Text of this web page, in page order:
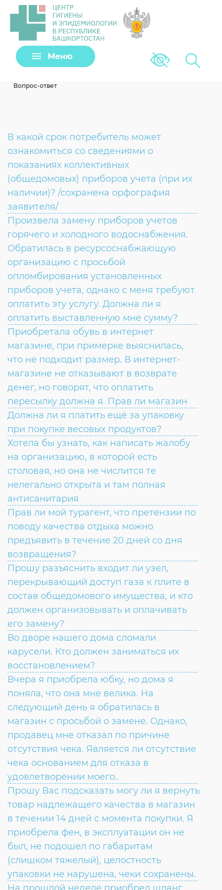
Меню Версия для
Вопрос-ответ
В какой срок потребитель может
ознакомиться со сведениями о
показаниях коллективных
(общедомовых) приборов учета (при их
наличии)? /сохранена орфография
заявителя/
Произвела замену приборов учетов
горячего и холодного водоснабжения.
Обратилась в ресурсоснабжающую
организацию с просьбой
опломбирования установленных
приборов учета, однако с меня требуют
оплатить эту услугу. Должна ли я
оплатить выставленную мне сумму?
Приобретала обувь в интернет
магазине, при примерке выяснилась,
что не подходит размер. В интернет-
магазине не отказывают в возврате
денег, но говорят, что оплатить
пересылку должна я. Прав ли магазин
Должна ли я платить ещё за упаковку
при покупке весовых продуктов?
Хотела бы узнать, как написать жалобу
на организацию, в которой есть
столовая, но она не числится те
нелегально открыта и там полная
антисанитария
Прав ли мой турагент, что претензии по
поводу качества отдыха можно
предъявить в течение 20 дней со дня
возвращения?
Прошу разъяснить входит ли узел,
перекрывающий доступ газа к плите в
состав общедомового имущества, и кто
должен организовывать и оплачивать
его замену?
Во дворе нашего дома сломали
карусели. Кто должен заниматься их
восстановлением?
Вчера я приобрела юбку, но дома я
поняла, что она мне велика. На
следующий день я обратилась в
магазин с просьбой о замене. Однако,
продавец мне отказал по причине
отсутствия чека. Является ли отсутствие
чека основанием для отказа в
удовлетворении моего..
Прошу Вас подсказать могу ли я вернуть
товар надлежащего качества в магазин
в течении 14 дней с момента покупки. Я
приобрела фен, в эксплуатации он не
был, не подошел по габаритам
(слишком тяжелый), целостность
упаковки не нарушена, чеки сохранены.
Задать вопрос
Клещи
Загрузить файл
Согласие на обработку личных данных
Введите слово с картинки